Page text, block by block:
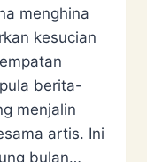
menghina
berita-
menjalin
artis. Ini
bulan…